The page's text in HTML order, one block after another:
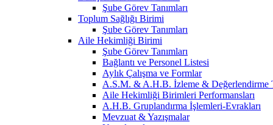
Şube Görev Tanımları
Toplum Sağlığı Birimi
Şube Görev Tanımları
Aile Hekimliği Birimi
Şube Görev Tanımları
Bağlantı ve Personel Listesi
Aylık Çalışma ve Formlar
A.S.M. & A.H.B. İzleme & Değerlendirme
Aile Hekimliği Birimleri Performansları
A.H.B. Gruplandırma İşlemleri-Evrakları
Mevzuat & Yazışmalar